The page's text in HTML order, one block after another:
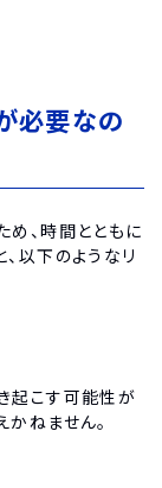
必要なの
、時間とともに
以下のようなリ
起こす可能性が
ねません。